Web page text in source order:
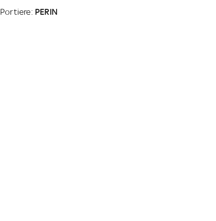
Portiere: PERIN